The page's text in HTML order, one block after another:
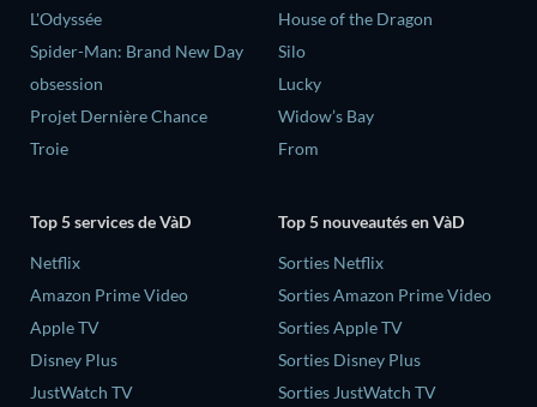
L'Odyssée
Spider-Man: Brand New Day
obsession
Projet Dernière Chance
Troie
House of the Dragon
Silo
Lucky
Widow’s Bay
From
Top 5 services de VàD
Netflix
Amazon Prime Video
Apple TV
Disney Plus
JustWatch TV
Top 5 nouveautés en VàD
Sorties Netflix
Sorties Amazon Prime Video
Sorties Apple TV
Sorties Disney Plus
Sorties JustWatch TV